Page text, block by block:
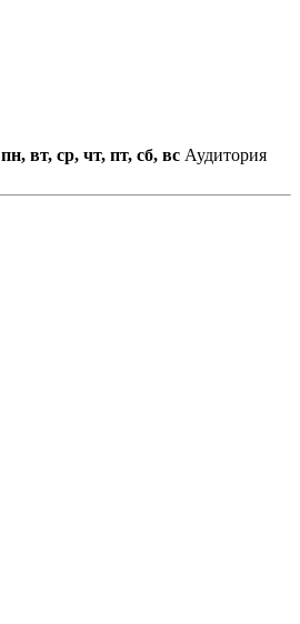
пн, вт, ср, чт, пт, сб, вс Аудитория